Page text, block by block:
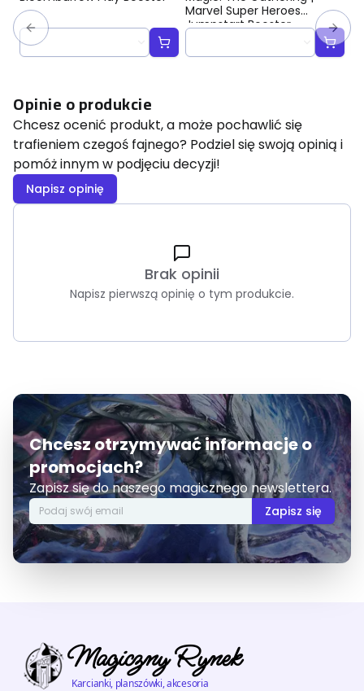
Marvel Super Heroes
Jumpstart Booster
Opinie o produkcie
Chcesz ocenić produkt, a może pochawlić się
trafieniem czegoś fajnego? Podziel się swoją opinią i
pomóż innym w podjęciu decyzji!
Napisz opinię
Brak opinii
Napisz pierwszą opinię o tym produkcie.
Chcesz otrzymywać informacje o
promocjach?
Zapisz się do naszego magicznego newslettera.
Zapisz się
Magiczny Rynek
Karcianki, planszówki, akcesoria